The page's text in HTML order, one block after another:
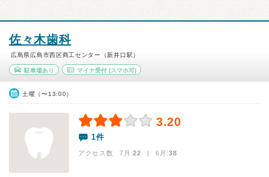
佐々木歯科
広島県広島市西区商工センター（新井口駅）
駐車場あり マイナ受付(スマホ可)
土曜（〜13:00）
3.20
1件
アクセス数 7月:22 | 6月:38